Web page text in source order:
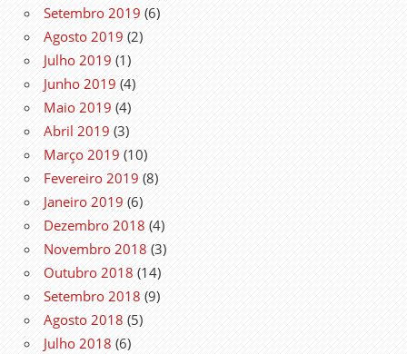
Setembro 2019 (6)
Agosto 2019 (2)
Julho 2019 (1)
Junho 2019 (4)
Maio 2019 (4)
Abril 2019 (3)
Março 2019 (10)
Fevereiro 2019 (8)
Janeiro 2019 (6)
Dezembro 2018 (4)
Novembro 2018 (3)
Outubro 2018 (14)
Setembro 2018 (9)
Agosto 2018 (5)
Julho 2018 (6)